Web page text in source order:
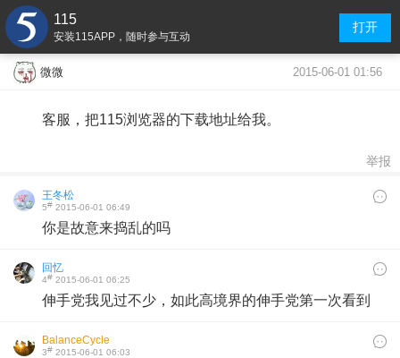
115
安装115APP，随时参与互动
打开
微微 2015-06-01 01:56
客服，把115浏览器的下载地址给我。
举报
王冬松
5# 2015-06-01 06:49
你是故意来捣乱的吗
回忆
4# 2015-06-01 06:25
伸手党我见过不少，如此高境界的伸手党第一次看到
BalanceCycle
3# 2015-06-01 06:03